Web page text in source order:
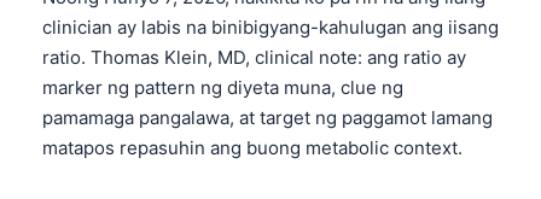
clinician ay labis na binibigyang-kahulugan ang iisang
ratio. Thomas Klein, MD, clinical note: ang ratio ay
marker ng pattern ng diyeta muna, clue ng
pamamaga pangalawa, at target ng paggamot lamang
matapos repasuhin ang buong metabolic context.